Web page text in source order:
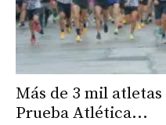
Más de 3 mil
Prueba Atlética...